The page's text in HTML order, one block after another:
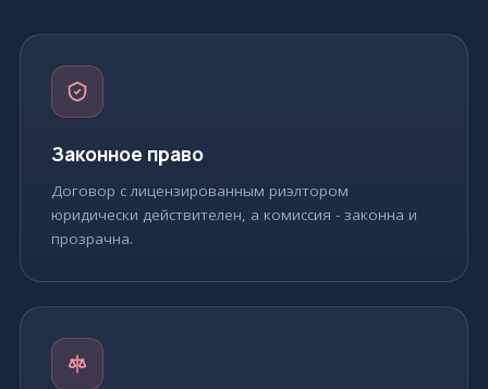
Законное право
Договор с лицензированным риэлтором
юридически действителен, а комиссия - законна и
прозрачна.